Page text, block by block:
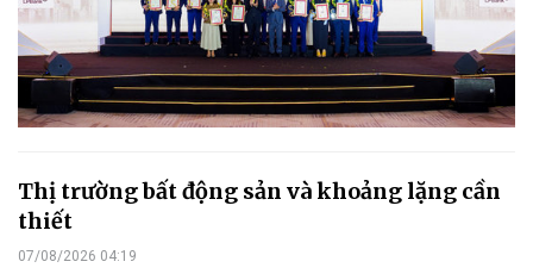
Thị trường bất động sản và khoảng lặng cần
thiết
07/08/2026 04:19